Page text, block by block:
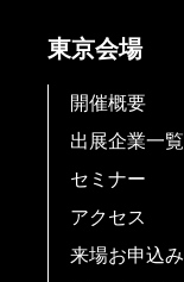
東京会場
開催概要
出展企業一覧
セミナー
アクセス
来場お申込み